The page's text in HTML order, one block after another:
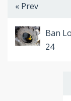
« Prev
Ban
24